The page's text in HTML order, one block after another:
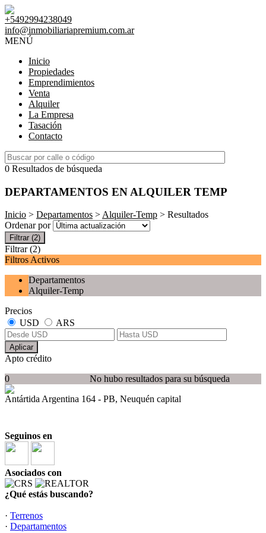
+5492994238049
info@inmobiliariapremium.com.ar
MENÚ
Inicio
Propiedades
Emprendimientos
Venta
Alquiler
La Empresa
Tasación
Contacto
0 Resultados de búsqueda
DEPARTAMENTOS EN ALQUILER TEMP
Inicio > Departamentos >Alquiler-Temp > Resultados
Ordenar por
Filtrar (2)
Filtrar (2)
Filtros Activos
Departamentos
Alquiler-Temp
Precios
USD
ARS
Aplicar
Apto crédito
No hubo resultados para su búsqueda
0
Antártida Argentina 164 - PB, Neuquén capital
Seguinos en
Asociados con
¿Qué estás buscando?
· Terrenos
· Departamentos